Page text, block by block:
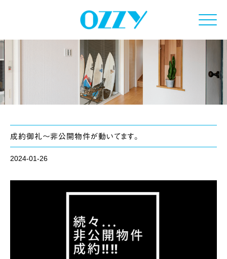
Click
成約御礼～非公開物件が動いてます。
2024-01-26